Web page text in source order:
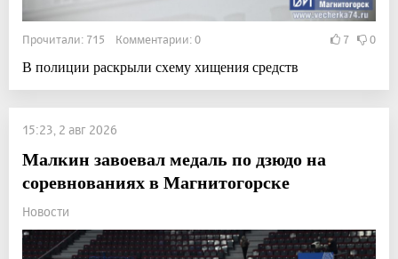
Прочитали: 715 Комментарии: 0 7 0
В полиции раскрыли схему хищения средств
15:23, 2 авг 2026
Малкин завоевал медаль по дзюдо на
соревнованиях в Магнитогорске
Новости